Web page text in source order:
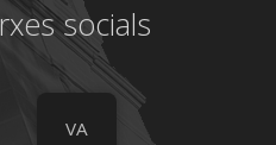
socials
VA